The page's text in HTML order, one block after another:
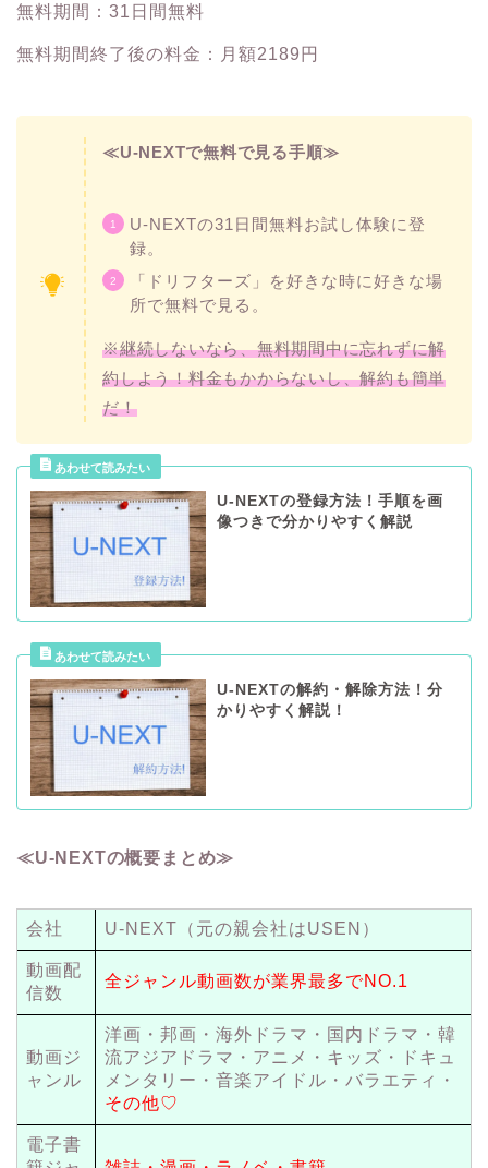
無料期間：31日間無料
無料期間終了後の料金：月額2189円
≪U-NEXTで無料で見る手順≫
U-NEXTの31日間無料お試し体験に登
録。
「ドリフターズ」を好きな時に好きな場
所で無料で見る。
※継続しないなら、無料期間中に忘れずに解
約しよう！料金もかからないし、解約も簡単
だ！
U-NEXTの登録方法！手順を画
像つきで分かりやすく解説
U-NEXTの解約・解除方法！分
かりやすく解説！
≪U-NEXTの概要まとめ≫
会社 U-NEXT（元の親会社はUSEN）
動画配
信数
全ジャンル動画数が業界最多でNO.1
動画ジ
ャンル
洋画・邦画・海外ドラマ・国内ドラマ・韓
流アジアドラマ・アニメ・キッズ・ドキュ
メンタリー・音楽アイドル・バラエティ・
その他♡
電子書